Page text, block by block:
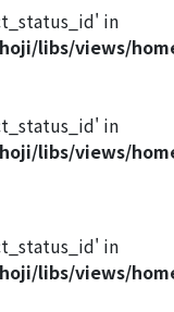
libs/views/
libs/views/
in
libs/views/
in
libs/views/
in
libs/views/